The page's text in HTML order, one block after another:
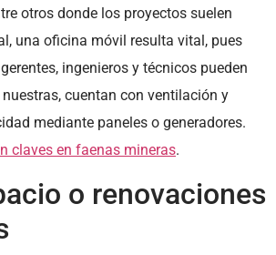
otros donde los proyectos suelen
una oficina móvil resulta vital, pues
ingenieros y técnicos pueden
cuentan con ventilación y
mediante paneles o generadores.
claves en faenas mineras.
o renovaciones